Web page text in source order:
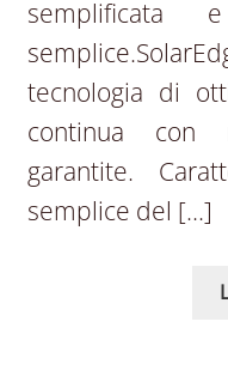
semplificata
tecnologia di
continua con
garantite.
semplice del […]